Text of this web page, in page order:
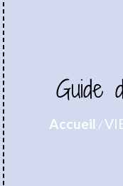
Guide
Accueil /